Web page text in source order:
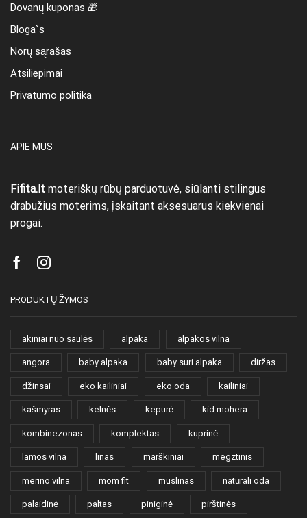
Dovanų kuponas 🎁
Bloga`s
Norų sąrašas
Atsiliepimai
Privatumo politika
APIE MUS
Fifita.lt moteriškų rūbų parduotuvė, siūlanti stilingus
drabužius moterims, įskaitant aksesuarus kiekvienai
progai.
FacebookInstagram
PRODUKTŲ ŽYMOS
akiniai nuo saulės alpaka alpakos vilna
angora baby alpaka baby suri alpaka diržas
džinsai eko kailiniai eko oda kailiniai
kašmyras kelnės kepurė kid mohera
kombinezonas komplektas kuprinė
lamos vilna linas marškiniai megztinis
merino vilna mom fit muslinas natūrali oda
palaidinė paltas piniginė pirštinės